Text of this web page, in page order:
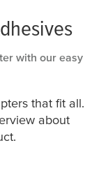
with our easy
that fit all.
about